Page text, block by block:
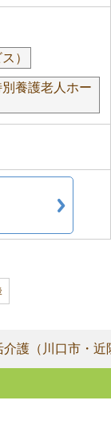
）
養護老人ホー
介護（川口市・近